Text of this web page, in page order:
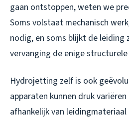
gaan ontstoppen, weten we
Soms volstaat mechanisch
nodig, en soms blijkt de leiding
vervanging de enige
Hydrojetting zelf is ook
apparaten kunnen druk
afhankelijk van